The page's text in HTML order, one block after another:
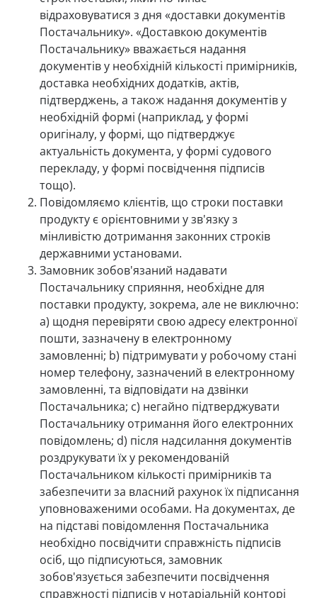
відраховуватися з дня «доставки документів
Постачальнику». «Доставкою документів
Постачальнику» вважається надання
документів у необхідній кількості примірників,
доставка необхідних додатків, актів,
підтверджень, а також надання документів у
необхідній формі (наприклад, у формі
оригіналу, у формі, що підтверджує
актуальність документа, у формі судового
перекладу, у формі посвідчення підписів
тощо).
Повідомляємо клієнтів, що строки поставки
продукту є орієнтовними у зв'язку з
мінливістю дотримання законних строків
державними установами.
Замовник зобов'язаний надавати
Постачальнику сприяння, необхідне для
поставки продукту, зокрема, але не виключно:
a) щодня перевіряти свою адресу електронної
пошти, зазначену в електронному
замовленні; b) підтримувати у робочому стані
номер телефону, зазначений в електронному
замовленні, та відповідати на дзвінки
Постачальника; c) негайно підтверджувати
Постачальнику отримання його електронних
повідомлень; d) після надсилання документів
роздрукувати їх у рекомендованій
Постачальником кількості примірників та
забезпечити за власний рахунок їх підписання
уповноваженими особами. На документах, де
на підставі повідомлення Постачальника
необхідно посвідчити справжність підписів
осіб, що підписуються, замовник
зобов'язується забезпечити посвідчення
справжності підписів у нотаріальній конторі